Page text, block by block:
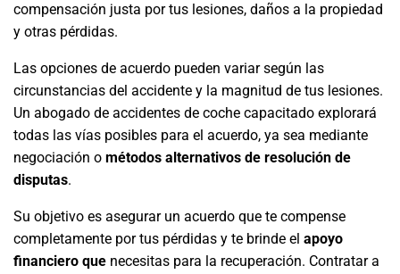
compensación justa por tus lesiones, daños a la propiedad
y otras pérdidas.
Las opciones de acuerdo pueden variar según las
circunstancias del accidente y la magnitud de tus lesiones.
Un abogado de accidentes de coche capacitado explorará
todas las vías posibles para el acuerdo, ya sea mediante
negociación o métodos alternativos de resolución de
disputas.
Su objetivo es asegurar un acuerdo que te compense
completamente por tus pérdidas y te brinde el apoyo
financiero que necesitas para la recuperación. Contratar a